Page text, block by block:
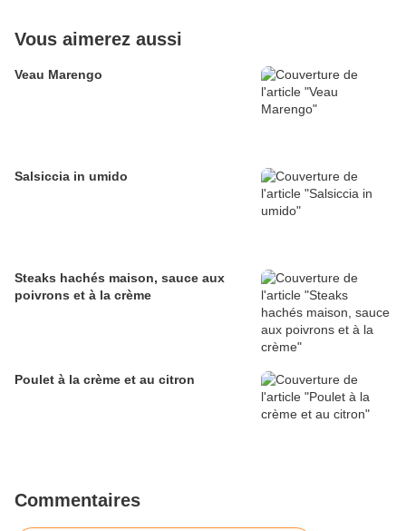
Vous aimerez aussi
Veau Marengo
Salsiccia in umido
Steaks hachés maison, sauce aux
poivrons et à la crème
Poulet à la crème et au citron
Commentaires